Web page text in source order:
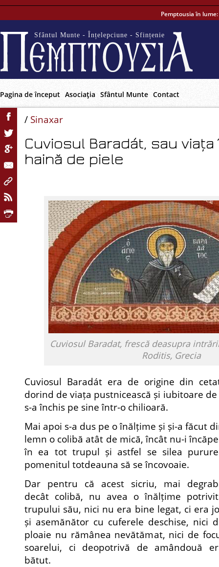
Pemptousia în lume:
Sfântul Munte - Înțelepciune - Sfințenie
Pagina de început Asociaţia Sfântul Munte Contact
/ Sinaxar
Cuviosul Baradát, sau
haină de piele
Cuviosul Baradat, frescă deasupra
Roditis, Grecia
Cuviosul Baradát era de origine din
dorind de viața pustnicească și iubitoare
s-a închis pe sine într-o chilioară.
Mai apoi s-a dus pe o înălțime și și-a făcut
lemn o colibă atât de mică, încât nu-i
în ea tot trupul și astfel se silea
pomenitul totdeauna să se încovoaie.
Dar pentru că acest sicriu, mai
decât colibă, nu avea o înălțime
trupului său, nici nu era bine legat, ci era
și asemănător cu cuferele deschise, nici
ploaie nu rămânea nevătămat, nici de
soarelui, ci deopotrivă de amândouă
bătut.